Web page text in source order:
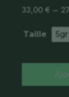
33,00 € –
Taille 5gr